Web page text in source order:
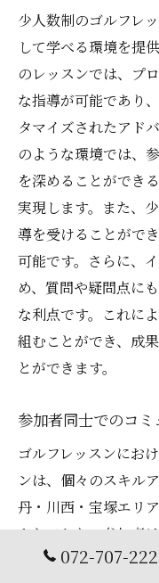
少人数制のゴルフレ
して学べる環境を提
のレッスンでは、プ
な指導が可能であり
タマイズされたアド
のような環境では、
を深めることができ
実現します。また、
導を受けることがで
可能です。さらに、
め、質問や疑問点に
な利点です。これに
組むことができ、成
とができます。
参加者同士でのコ
ゴルフレッスンにお
ンは、個々のスキル
丹・川西・宝塚エリ
されており、参加者
深めることができま
072-707-